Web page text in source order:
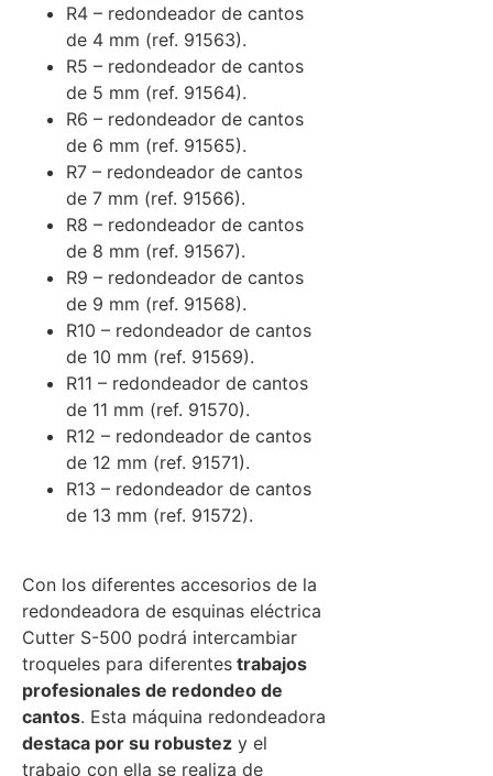
R4 – redondeador de cantos
de 4 mm (ref. 91563).
R5 – redondeador de cantos
de 5 mm (ref. 91564).
R6 – redondeador de cantos
de 6 mm (ref. 91565).
R7 – redondeador de cantos
de 7 mm (ref. 91566).
R8 – redondeador de cantos
de 8 mm (ref. 91567).
R9 – redondeador de cantos
de 9 mm (ref. 91568).
R10 – redondeador de cantos
de 10 mm (ref. 91569).
R11 – redondeador de cantos
de 11 mm (ref. 91570).
R12 – redondeador de cantos
de 12 mm (ref. 91571).
R13 – redondeador de cantos
de 13 mm (ref. 91572).
Con los diferentes accesorios de la
redondeadora de esquinas eléctrica
Cutter S-500 podrá intercambiar
troqueles para diferentes trabajos
profesionales de redondeo de
cantos. Esta máquina redondeadora
destaca por su robustez y el
trabajo con ella se realiza de